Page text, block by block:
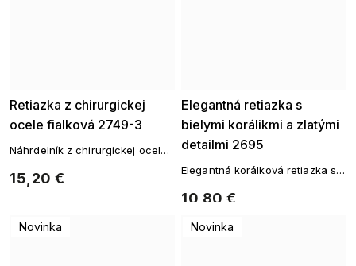
Retiazka z chirurgickej
ocele fialková 2749-3
15,20 €
Náhrdelník z chirurgickej ocele
Elegantná retiazka s
bielymi korálikmi a zlatými
detailmi 2695
10,80 €
Elegantná korálková retiazka so
Novinka Novinka